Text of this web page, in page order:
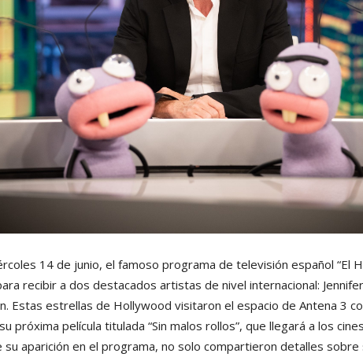
14 de junio, el famoso programa de televisión español “El
recibir a dos destacados artistas de nivel internacional:
Estas estrellas de Hollywood visitaron el espacio de Antena 3
próxima película titulada “Sin malos rollos”, que llegará a los
su aparición en el programa, no solo compartieron detalles sobre